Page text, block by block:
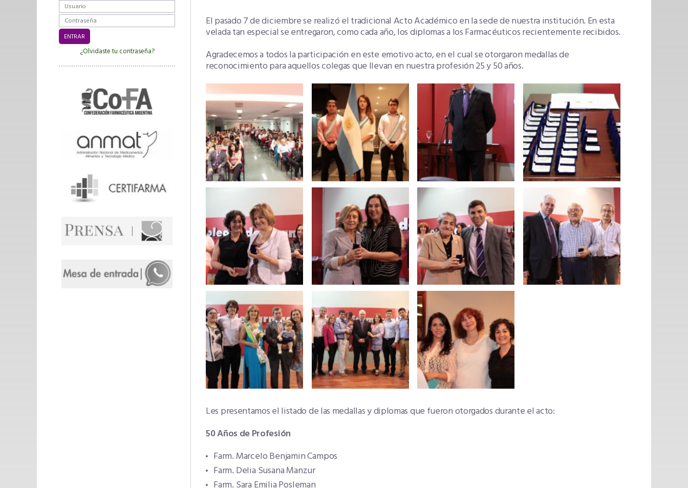
¿Olvidaste tu contraseña?
El pasado 7 de diciembre se realizó el tradicional Acto Académico en la sede de nuestra institución. En esta
velada tan especial se entregaron, como cada año, los diplomas a los Farmacéuticos recientemente recibidos.
Agradecemos a todos la participación en este emotivo acto, en el cual se otorgaron medallas de
reconocimiento para aquellos colegas que llevan en nuestra profesión 25 y 50 años.
Les presentamos el listado de las medallas y diplomas que fueron otorgados durante el acto:
50 Años de Profesión
Farm. Marcelo Benjamin Campos
Farm. Delia Susana Manzur
Farm. Sara Emilia Posleman